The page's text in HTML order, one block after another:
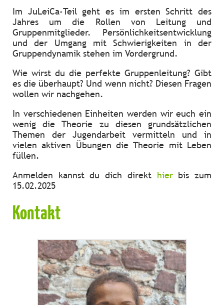
Im JuLeiCa-Teil geht es im ersten Schritt des
Jahres um die Rollen von Leitung und
Gruppenmitglieder. Persönlichkeitsentwicklung
und der Umgang mit Schwierigkeiten in der
Gruppendynamik stehen im Vordergrund.
Wie wirst du die perfekte Gruppenleitung? Gibt
es die überhaupt? Und wenn nicht? Diesen Fragen
wollen wir nachgehen.
In verschiedenen Einheiten werden wir euch ein
wenig die Theorie zu diesen grundsätzlichen
Themen der Jugendarbeit vermitteln und in
vielen aktiven Übungen die Theorie mit Leben
füllen.
Anmelden kannst du dich direkt hierbis zum
15.02.2025
Kontakt